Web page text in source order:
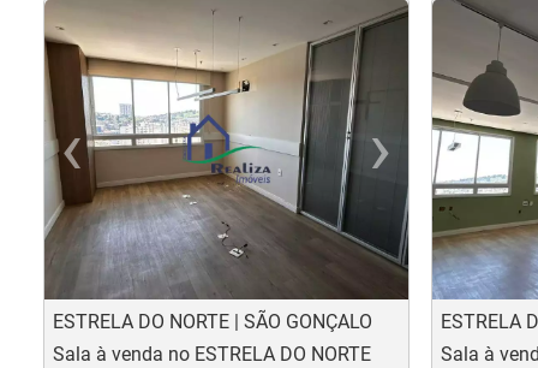
‹
Previous
›
Next
ESTRELA DO NORTE | SÃO GONÇALO
Sala à venda no ESTRELA DO NORTE
‹
ESTRELA
Sala à